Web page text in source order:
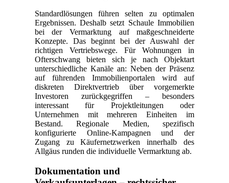
Standardlösungen führen selten zu optimalen
Ergebnissen. Deshalb setzt Schaule Immobilien
bei der Vermarktung auf maßgeschneiderte
Konzepte. Das beginnt bei der Auswahl der
richtigen Vertriebswege. Für Wohnungen in
Ofterschwang bieten sich je nach Objektart
unterschiedliche Kanäle an: Neben der Präsenz
auf führenden Immobilienportalen wird auf
diskreten Direktvertrieb über vorgemerkte
Investoren zurückgegriffen – besonders
interessant für Projektleitungen oder
Unternehmen mit mehreren Einheiten im
Bestand. Regionale Medien, spezifisch
konfigurierte Online-Kampagnen und der
Zugang zu Käufernetzwerken innerhalb des
Allgäus runden die individuelle Vermarktung ab.
Dokumentation und